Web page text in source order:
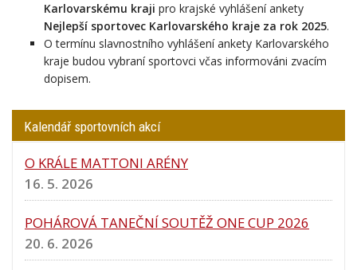
Karlovarskému kraji pro krajské vyhlášení ankety
Nejlepší sportovec Karlovarského kraje za rok 2025.
O termínu slavnostního vyhlášení ankety Karlovarského
kraje budou vybraní sportovci včas informováni zvacím
dopisem.
Kalendář sportovních akcí
O KRÁLE MATTONI ARÉNY
16. 5. 2026
POHÁROVÁ TANEČNÍ SOUTĚŽ ONE CUP 2026
20. 6. 2026